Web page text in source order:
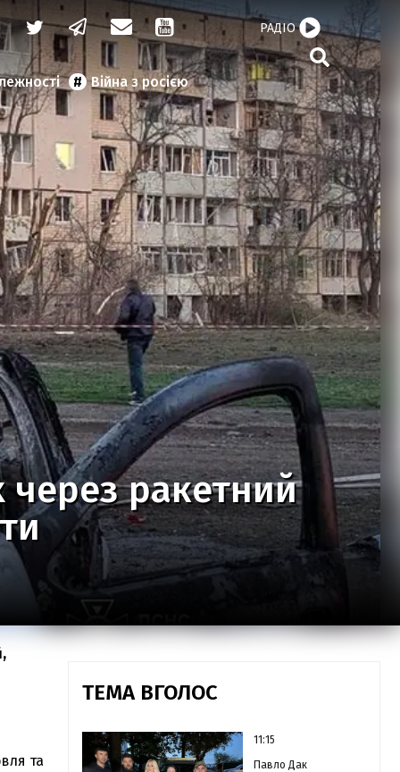
Війна з росією
РАДІО
через ракетний
та
ТЕМА ВГОЛОС
11:15
Павло Дак